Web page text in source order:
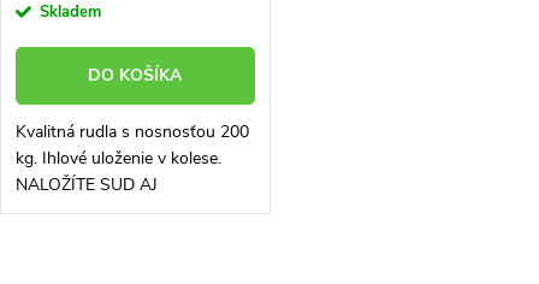
Skladem
DO KOŠÍKA
Kvalitná rudla s nosnosťou 200
kg. Ihlové uloženie v kolese.
NALOŽÍTE SUD AJ
PREPRAVKY BEZ